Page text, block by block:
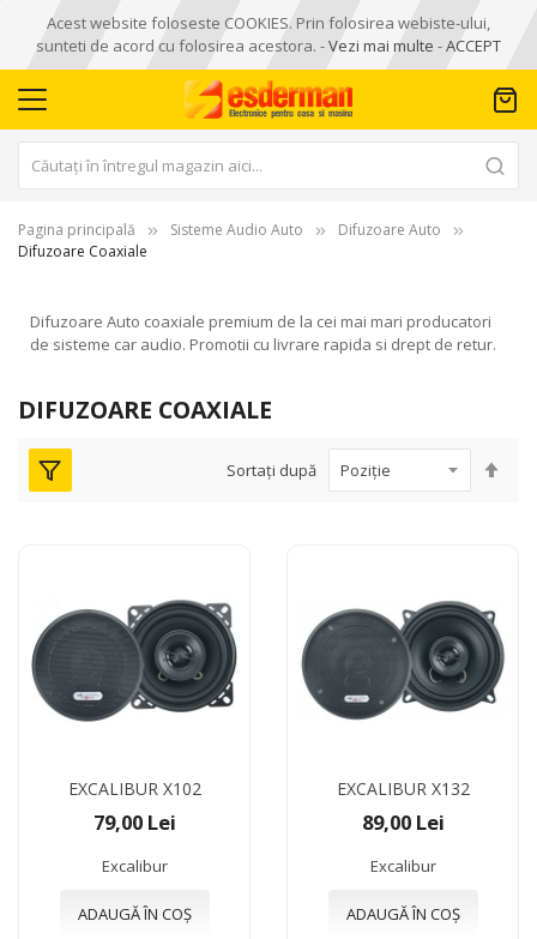
Acest website foloseste COOKIES. Prin folosirea webiste-ului,
sunteti de acord cu folosirea acestora. -Vezi mai multe -ACCEPT
Pagina principală Sisteme Audio Auto
Difuzoare Auto
Difuzoare Coaxiale
Difuzoare Auto coaxiale premium de la cei mai mari producatori
de sisteme car audio. Promotii cu livrare rapida si drept de retur.
DIFUZOARE COAXIALE
Sortați după
EXCALIBUR X102
79,00 Lei
Excalibur
ADAUGĂ ÎN COȘ
EXCALIBUR X132
89,00 Lei
Excalibur
ADAUGĂ ÎN COȘ